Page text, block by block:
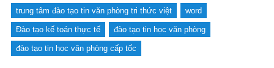
trung tâm đào tạo tin văn phòng tri thức việt word
Đào tạo kế toán thực tế đào tạo tin học văn phòng
đào tạo tin học văn phòng cấp tốc